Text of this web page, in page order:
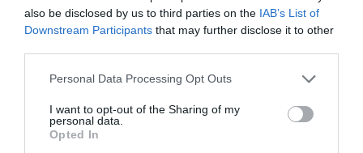
also be disclosed by us to third parties on the IAB’s List of
Downstream Participants that may further disclose it to other
Personal Data Processing Opt Outs
I want to opt-out of the Sharing of my
personal data.
Opted In
circulent certaines maladies.
Personnellement je trouverais tout à fait normale
ensemble, respecter les autres. Il ne me viendrait
suis malade mais certains semblent appeler ça une
« liberté ». Liberté de contaminer les autres, génial ?